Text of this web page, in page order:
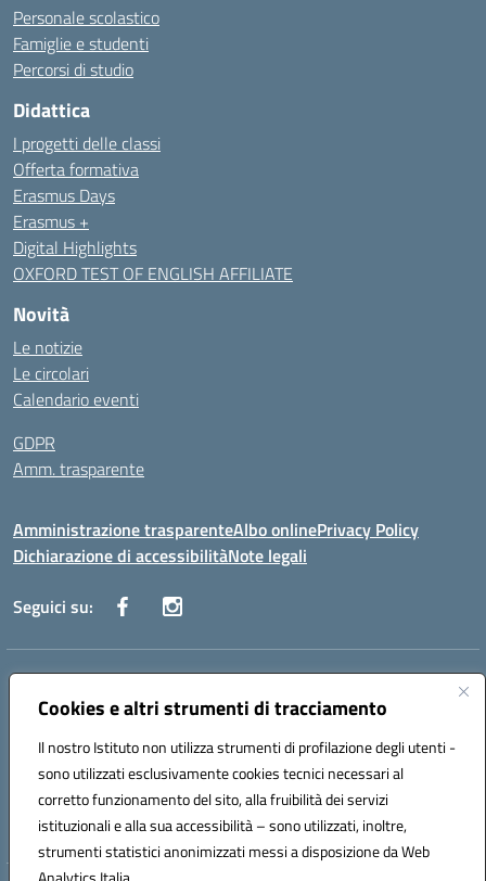
Cookies e altri strumenti di tracciamento
Il nostro Istituto non utilizza strumenti di profilazione degli utenti -
sono utilizzati esclusivamente cookies tecnici necessari al
corretto funzionamento del sito, alla fruibilità dei servizi
istituzionali e alla sua accessibilità – sono utilizzati, inoltre,
strumenti statistici anonimizzati messi a disposizione da Web
Personale scolastico
Famiglie e studenti
Percorsi di studio
Didattica
I progetti delle classi
Offerta formativa
Erasmus Days
Erasmus +
Digital Highlights
OXFORD TEST OF ENGLISH AFFILIATE
Novità
Le notizie
Le circolari
Calendario eventi
GDPR
Amm. trasparente
Amministrazione trasparenteAlbo onlinePrivacy Policy
Dichiarazione di accessibilitàNote legali
Seguici su:
Indirizzo:
Centralino:+39 080 2446680 Email:baic882008@istruzione.it
Codice fiscale: 80023470729
Codice meccanografico:
BAIC882008
Codice unico di fatturazione (CUF): UFEUNT